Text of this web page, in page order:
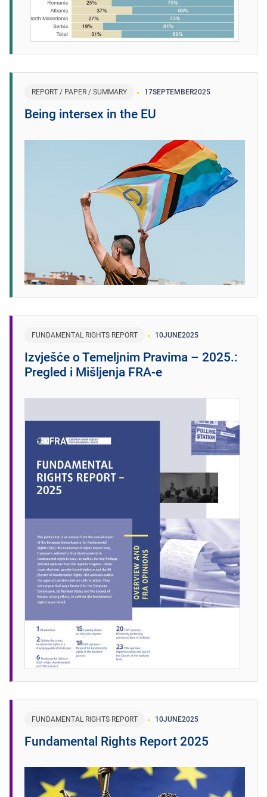
REPORT / PAPER / SUMMARY 17SEPTEMBER2025
Being intersex in the EU
FUNDAMENTAL RIGHTS REPORT 10JUNE2025
Izvješće o Temeljnim Pravima – 2025.:
Pregled i Mišljenja FRA-e
FUNDAMENTAL RIGHTS REPORT 10JUNE2025
Fundamental Rights Report 2025